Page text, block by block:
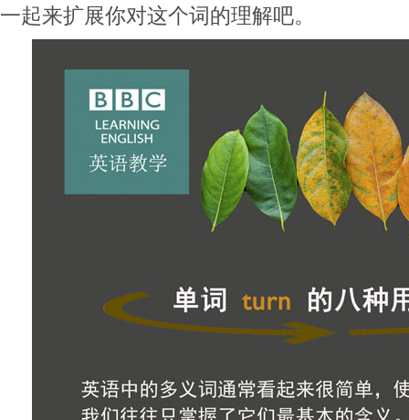
一起来扩展你对这个词的理解吧。